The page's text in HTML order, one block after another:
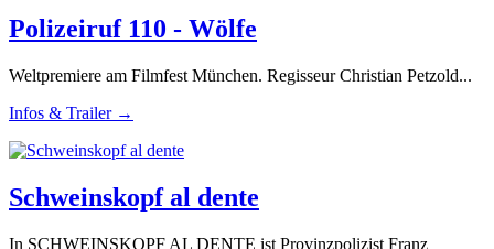
Polizeiruf 110 - Wölfe
Weltpremiere am Filmfest München. Regisseur Christian Petzold...
Infos & Trailer →
Schweinskopf al dente
In SCHWEINSKOPF AL DENTE ist Provinzpolizist Franz